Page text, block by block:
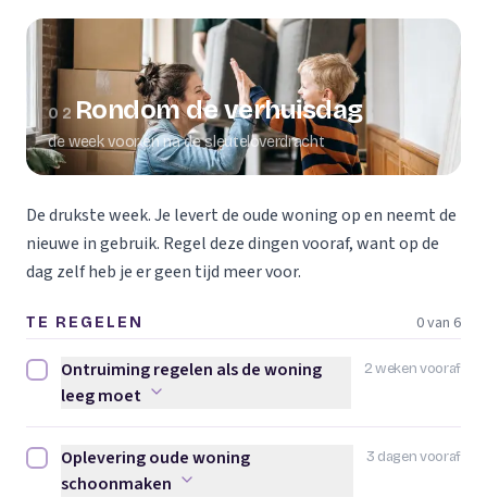
02 Rondom de verhuisdag
de week voor en na de sleuteloverdracht
De drukste week. Je levert de oude woning op en neemt de
nieuwe in gebruik. Regel deze dingen vooraf, want op de
dag zelf heb je er geen tijd meer voor.
TE REGELEN 0 van 6
2 weken vooraf
Ontruiming regelen als de woning leeg moet afvinken
Ontruiming regelen als de woning
leeg moet
3 dagen vooraf
Oplevering oude woning schoonmaken afvinken
Oplevering oude woning
schoonmaken